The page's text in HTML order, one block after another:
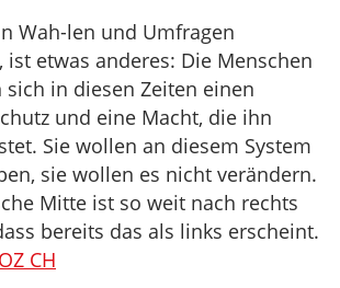
Wah-len und Umfragen
ist etwas anderes: Die Menschen
sich in diesen Zeiten einen
und eine Macht, die ihn
Sie wollen an diesem System
sie wollen es nicht verändern.
Mitte ist so weit nach rechts
bereits das als links erscheint.
CH